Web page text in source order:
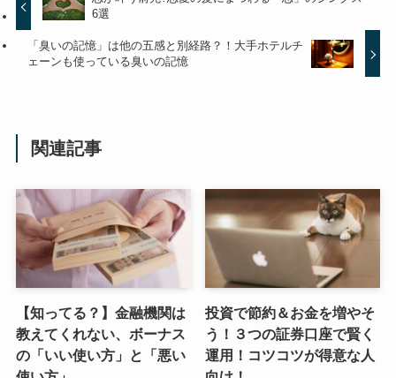
6選
「臭いの記憶」は他の五感と別経路？！大手ホテルチ
ェーンも使っている臭いの記憶
関連記事
【知ってる？】金融機関は
教えてくれない、ボーナス
の「いい使い方」と「悪い
投資で節約＆お金を増やそ
う！３つの証券口座で賢く
運用！コツコツが得意な人